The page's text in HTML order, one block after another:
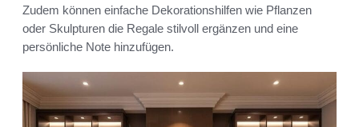
Zudem können einfache Dekorationshilfen wie Pflanzen
oder Skulpturen die Regale stilvoll ergänzen und eine
persönliche Note hinzufügen.